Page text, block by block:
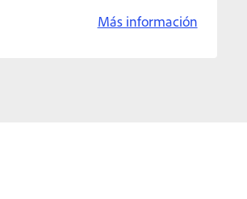
Más información